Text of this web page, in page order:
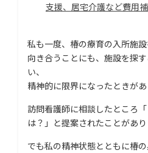
支援、居宅介護など費用
私も一度、椿の療育の入所施
向き合うことにも、施設を探
い、
精神的に限界になったときがあ
訪問看護師に相談したところ
は？」と提案されたことがあり
でも私の精神状態とともに椿